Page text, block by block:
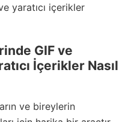
yaratıcı içerikler
GIF ve
İçerikler Nasıl
ve bireylerin